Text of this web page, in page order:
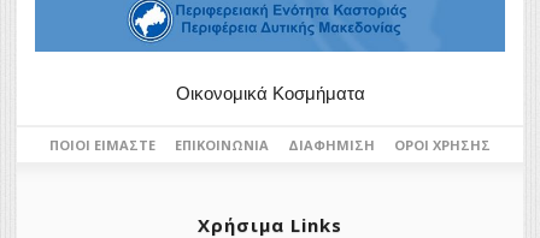
Οικονομικά Κοσμήματα
ΠΟΙΟΙ ΕΊΜΑΣΤΕ ΕΠΙΚΟΙΝΩΝΊΑ ΔΙΑΦΉΜΙΣΗ ΌΡΟΙ ΧΡΉΣΗΣ
Χρήσιμα Links